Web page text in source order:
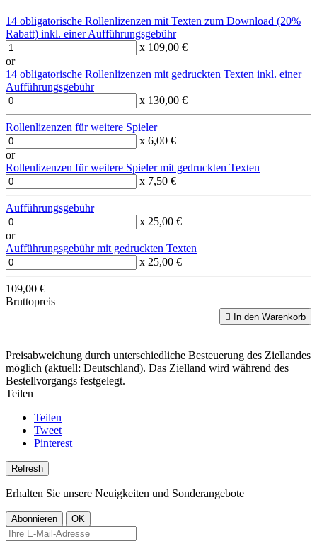
14 obligatorische Rollenlizenzen mit Texten zum Download (20%
Rabatt) inkl. einer Aufführungsgebühr
x 109,00 €
or
14 obligatorische Rollenlizenzen mit gedruckten Texten inkl. einer
Aufführungsgebühr
x 130,00 €
Rollenlizenzen für weitere Spieler
x 6,00 €
or
Rollenlizenzen für weitere Spieler mit gedruckten Texten
x 7,50 €
Aufführungsgebühr
x 25,00 €
or
Aufführungsgebühr mit gedruckten Texten
x 25,00 €
109,00 €
Bruttopreis
 In den Warenkorb
Preisabweichung durch unterschiedliche Besteuerung des Ziellandes
möglich (aktuell: Deutschland). Das Zielland wird während des
Bestellvorgangs festgelegt.
Teilen
Teilen
Tweet
Pinterest
Erhalten Sie unsere Neuigkeiten und Sonderangebote